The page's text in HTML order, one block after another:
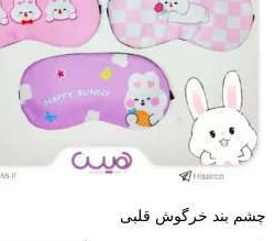
چشم بند خرگوش قلبی